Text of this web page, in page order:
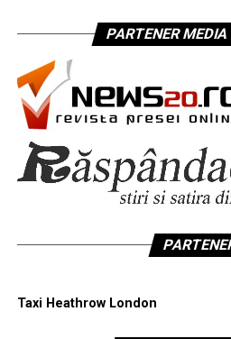
PARTENER
Taxi Heathrow London